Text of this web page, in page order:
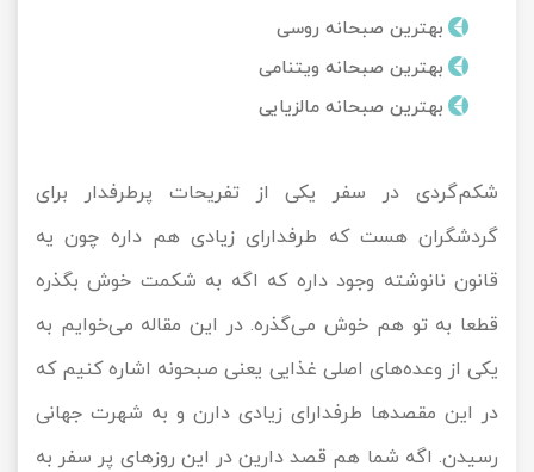
بهترین صبحانه روسی
بهترین صبحانه ویتنامی
بهترین صبحانه مالزیایی
شکم‌گردی در سفر یکی از تفریحات پرطرفدار برای
گردشگران هست که طرفدارای زیادی هم داره چون یه
قانون نانوشته وجود داره که اگه به شکمت خوش بگذره
قطعا به تو هم خوش می‌گذره. در این مقاله می‌خوایم به
یکی از وعده‌های اصلی غذایی یعنی صبحونه اشاره کنیم که
در این مقصدها طرفدارای زیادی دارن و به شهرت جهانی
رسیدن. اگه شما هم قصد دارین در این روزهای پر سفر به
تور کویر مرنجاب
تور طبس
تور کویر ابوزیدآباد
تور هرمز
تور مرداب سراوان
تور کیش از ساری
اقساطی
تور کیش از بندرعباس
تور سنگاپور اقساطی
تور مالدیو